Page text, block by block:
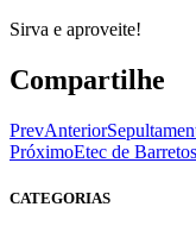
Sirva e aproveite!
Compartilhe
PrevAnterior
PróximoEtec de
CATEGORIAS